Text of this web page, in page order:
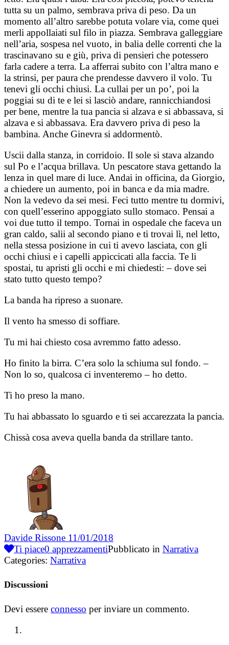
tutta su un palmo, sembrava priva di peso. Da un
momento all’altro sarebbe potuta volare via, come quei
merli appollaiati sul filo in piazza. Sembrava galleggiare
nell’aria, sospesa nel vuoto, in balia delle correnti che la
trascinavano su e giù, priva di pensieri che potessero
farla cadere a terra. La afferrai subito con l’altra mano e
la strinsi, per paura che prendesse davvero il volo. Tu
tenevi gli occhi chiusi. La cullai per un po’, poi la
poggiai su di te e lei si lasciò andare, rannicchiandosi
per bene, mentre la tua pancia si alzava e si abbassava, si
alzava e si abbassava. Era davvero priva di peso la
bambina. Anche Ginevra si addormentò.
Uscii dalla stanza, in corridoio. Il sole si stava alzando
sul Po e l’acqua brillava. Un pescatore stava gettando la
lenza in quel mare di luce. Andai in officina, da Giorgio,
a chiedere un aumento, poi in banca e da mia madre.
Non la vedevo da sei mesi. Feci tutto mentre tu dormivi,
con quell’esserino appoggiato sullo stomaco. Pensai a
voi due tutto il tempo. Tornai in ospedale che faceva un
gran caldo, salii al secondo piano e ti trovai lì, nel letto,
nella stessa posizione in cui ti avevo lasciata, con gli
occhi chiusi e i capelli appiccicati alla faccia. Te li
spostai, tu apristi gli occhi e mi chiedesti: – dove sei
stato tutto questo tempo?
La banda ha ripreso a suonare.
Il vento ha smesso di soffiare.
Tu mi hai chiesto cosa avremmo fatto adesso.
Ho finito la birra. C’era solo la schiuma sul fondo. –
Non lo so, qualcosa ci inventeremo – ho detto.
Ti ho preso la mano.
Tu hai abbassato lo sguardo e ti sei accarezzata la pancia.
Chissà cosa aveva quella banda da strillare tanto.
Davide Rissone 11/01/2018
Ti piace0 apprezzamentiPubblicato in Narrativa
Categories: Narrativa
Discussioni
Devi essere connesso per inviare un commento.